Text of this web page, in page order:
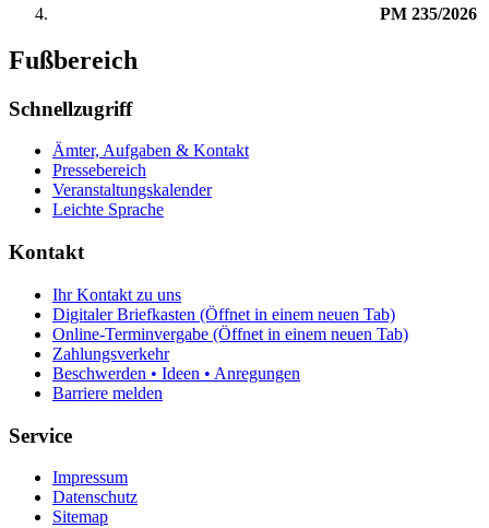
PM 235/2026
Fußbereich
Schnellzugriff
Ämter, Aufgaben & Kontakt
Pressebereich
Veranstaltungskalender
Leichte Sprache
Kontakt
Ihr Kontakt zu uns
Digitaler Briefkasten (Öffnet in einem neuen Tab)
Online-Terminvergabe (Öffnet in einem neuen Tab)
Zahlungsverkehr
Beschwerden • Ideen • Anregungen
Barriere melden
Service
Impressum
Datenschutz
Sitemap